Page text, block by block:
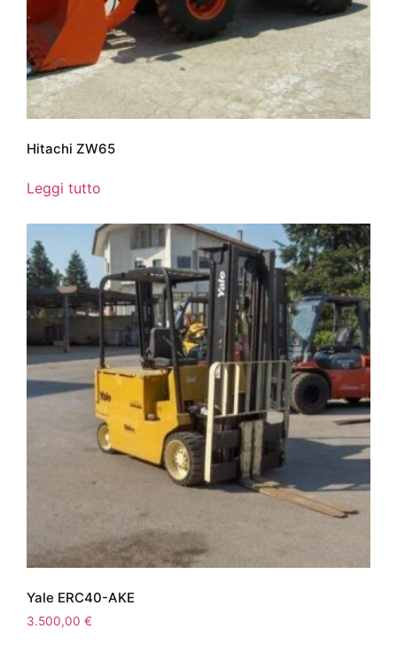
Hitachi ZW65
Leggi tutto
Yale ERC40-AKE
3.500,00 €